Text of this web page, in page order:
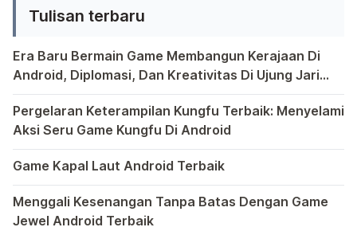
bermasalah. Mungkin saja ada
Android yang membuat indikator
baterai tidak bekerja […]
Tulisan terbaru
Era Baru Bermain Game Membangun Kerajaan Di
Android, Diplomasi, Dan Kreativitas Di Ujung Jari
Anda
Bermain game di platform Android telah menjadi bagian
Pergelaran Keterampilan Kungfu Terbaik: Menyelami
Aksi Seru Game Kungfu Di Android
Dunia game selalu menawarkan pengalaman yang
Game Kapal Laut Android Terbaik
Di dunia game Android yang kaya dengan berbagai jenis
Menggali Kesenangan Tanpa Batas Dengan Game
Jewel Android Terbaik